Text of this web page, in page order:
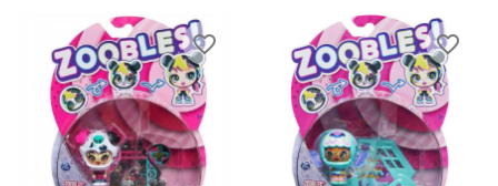
favorite_border favorite_border